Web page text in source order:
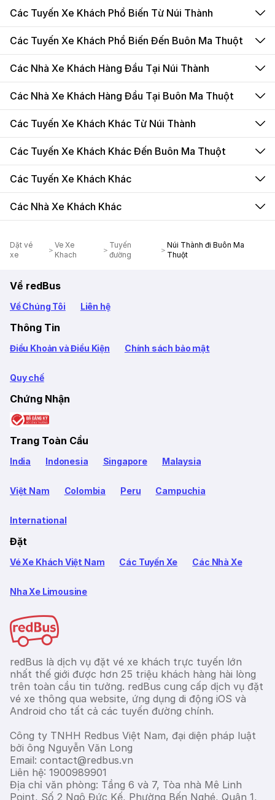
Các Tuyến Xe Khách Phổ Biến Từ Núi Thành
Các Tuyến Xe Khách Phổ Biến Đến Buôn Ma Thuột
Các Nhà Xe Khách Hàng Đầu Tại Núi Thành
Các Nhà Xe Khách Hàng Đầu Tại Buôn Ma Thuột
Các Tuyến Xe Khách Khác Từ Núi Thành
Các Tuyến Xe Khách Khác Đến Buôn Ma Thuột
Các Tuyến Xe Khách Khác
Các Nhà Xe Khách Khác
Dặt vé
xe
Ve Xe
Khach
Tuyến
đường
Núi Thành đi Buôn Ma
Thuột
Về redBus
Về Chúng Tôi Liên hệ
Thông Tin
Điều Khoản và Điều Kiện Chính sách bảo mật
Quy chế
Chứng Nhận
Trang Toàn Cầu
India Indonesia Singapore Malaysia
Việt Nam Colombia Peru Campuchia
International
Đặt
Vé Xe Khách Việt Nam Các Tuyến Xe Các Nhà Xe
Nha Xe Limousine
redBus là dịch vụ đặt vé xe khách trực tuyến lớn
nhất thế giới được hơn 25 triệu khách hàng hài lòng
trên toàn cầu tin tưởng. redBus cung cấp dịch vụ đặt
vé xe thông qua website, ứng dụng di động iOS và
Android cho tất cả các tuyến đường chính.
Công ty TNHH Redbus Việt Nam, đại diện pháp luật
bởi ông Nguyễn Văn Long
Email: contact@redbus.vn
Liên hệ: 1900989901
Địa chỉ văn phòng: Tầng 6 và 7, Tòa nhà Mê Linh
Point, Số 2 Ngô Đức Kế, Phường Bến Nghé, Quận 1,